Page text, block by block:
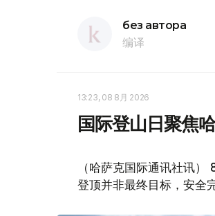
без автора
编译
13:23, 08 8月 2026
国际登山日聚焦
（哈萨克国际通讯社讯
登顶并非最终目标，安全